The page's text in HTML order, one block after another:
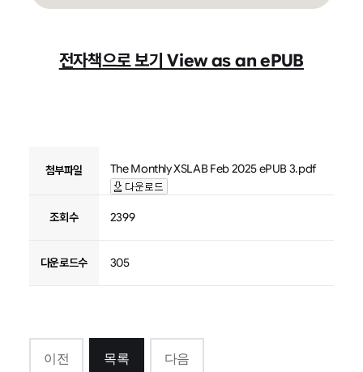
전자책으로 보기 View as an ePUB
첨부파일 The Monthly XSLAB Feb 2025 ePUB 3.pdf
조회수 2399
다운로드수 305
이전 목록 다음